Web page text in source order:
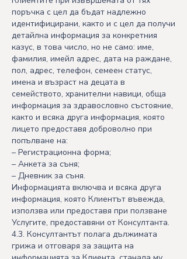
поръчка с цел да бъдат надлежно
идентифицирани, както и с цел да получи
детайлна информация за конкретния
казус, в това число, но не само: име,
фамилия, имейл адрес, дата на раждане,
пол, адрес, телефон, семеен статус,
имена и възраст на децата в
семейството, хранителни навици, обща
информация за здравословно състояние,
както и всяка друга информация, която
лицето предоставя доброволно при
попълване на:
– Регистрационна форма;
– Анкета за съня;
– Дневник за съня.
Информацията включва и всяка друга
информация, която Клиентът въвежда,
използва или предоставя при ползване
Услугите, предоставяни от Консултанта.
4.3. Консултантът полага дължимата
грижа и отговаря за защита на